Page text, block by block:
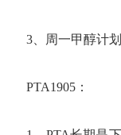
3、周一甲醇计划
PTA1905：